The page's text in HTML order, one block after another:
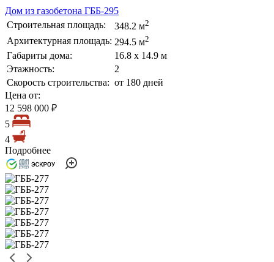
Дом из газобетона ГББ-295
Строительная площадь:
348.2 м2
Архитектурная площадь: 294.5 м2
Габариты дома:
16.8 х 14.9 м
Этажность:
2
Скорость строительства: от 180 дней
Цена от:
12 598 000 ₽
5
4
Подробнее